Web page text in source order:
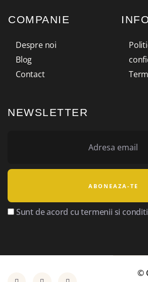
COMPANIE
Despre noi
Blog
Contact
NEWSLETTER
Sunt de acord cu termenii si
©